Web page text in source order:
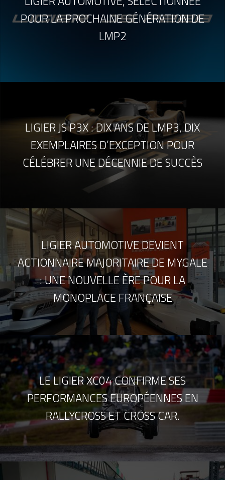
POUR LA PROCHAINE GÉNÉRATION DE
LMP2
LIGIER JS P3X : DIX ANS DE LMP3, DIX
EXEMPLAIRES D’EXCEPTION POUR
CÉLÉBRER UNE DÉCENNIE DE SUCCÈS
LIGIER AUTOMOTIVE DEVIENT
ACTIONNAIRE MAJORITAIRE DE MYGALE
: UNE NOUVELLE ÈRE POUR LA
MONOPLACE FRANÇAISE
LE LIGIER XC04 CONFIRME SES
PERFORMANCES EUROPÉENNES EN
RALLYCROSS ET CROSS CAR.